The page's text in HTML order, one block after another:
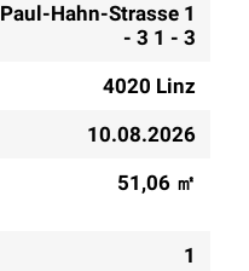
Paul-Hahn-Strasse 1
- 3 1 - 3
4020 Linz
10.08.2026
51,06 ㎡
1